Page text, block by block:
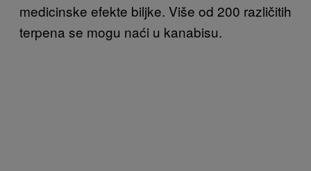
medicinske efekte biljke. Više od 200 različitih
terpena se mogu naći u kanabisu.